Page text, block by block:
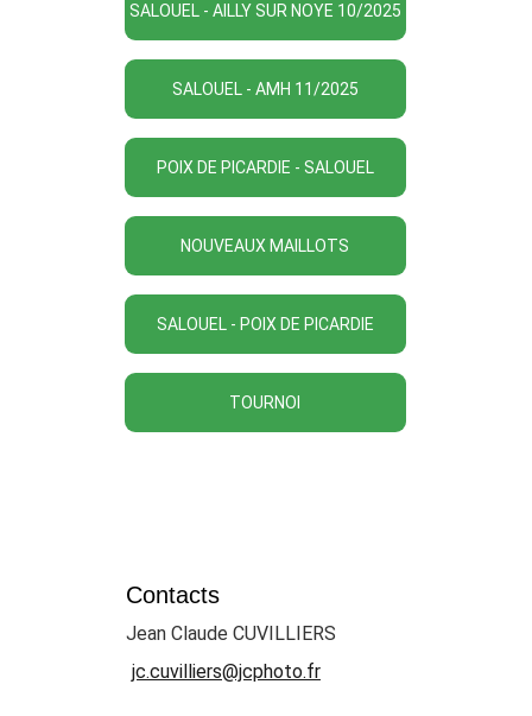
SALOUEL - AILLY SUR NOYE 10/2025
SALOUEL - AMH 11/2025
POIX DE PICARDIE - SALOUEL
NOUVEAUX MAILLOTS
SALOUEL - POIX DE PICARDIE
TOURNOI
Contacts
Jean Claude CUVILLIERS
jc.cuvilliers@jcphoto.fr